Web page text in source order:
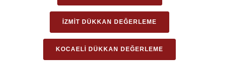
İZMIT DÜKKAN DEĞERLEME
KOCAELI DÜKKAN DEĞERLEME